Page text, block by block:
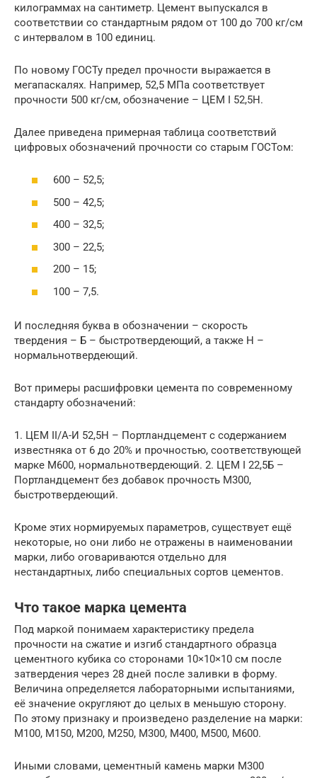
килограммах на сантиметр. Цемент выпускался в
соответствии со стандартным рядом от 100 до 700 кг/см
с интервалом в 100 единиц.
По новому ГОСТу предел прочности выражается в
мегапаскалях. Например, 52,5 МПа соответствует
прочности 500 кг/см, обозначение – ЦЕМ I 52,5Н.
Далее приведена примерная таблица соответствий
цифровых обозначений прочности со старым ГОСТом:
600 – 52,5;
500 – 42,5;
400 – 32,5;
300 – 22,5;
200 – 15;
100 – 7,5.
И последняя буква в обозначении – скорость
твердения – Б – быстротвердеющий, а также Н –
нормальнотвердеющий.
Вот примеры расшифровки цемента по современному
стандарту обозначений:
1. ЦЕМ II/А-И 52,5Н – Портландцемент с содержанием
известняка от 6 до 20% и прочностью, соответствующей
марке М600, нормальнотвердеющий. 2. ЦЕМ I 22,5Б –
Портландцемент без добавок прочность М300,
быстротвердеющий.
Кроме этих нормируемых параметров, существует ещё
некоторые, но они либо не отражены в наименовании
марки, либо оговариваются отдельно для
нестандартных, либо специальных сортов цементов.
Что такое марка цемента
Под маркой понимаем характеристику предела
прочности на сжатие и изгиб стандартного образца
цементного кубика со сторонами 10×10×10 см после
затвердения через 28 дней после заливки в форму.
Величина определяется лабораторными испытаниями,
её значение округляют до целых в меньшую сторону.
По этому признаку и произведено разделение на марки:
М100, М150, М200, М250, М300, М400, М500, М600.
Иными словами, цементный камень марки М300